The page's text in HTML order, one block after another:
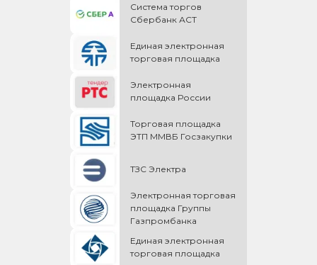
Система торгов
Сбербанк АСТ
Единая электронная
торговая площадка
Электронная
площадка России
Торговая площадка
ЭТП ММВБ Госзакупки
ТЗС Электра
Электронная торговая
площадка Группы
Газпромбанка
Единая электронная
торговая площадка